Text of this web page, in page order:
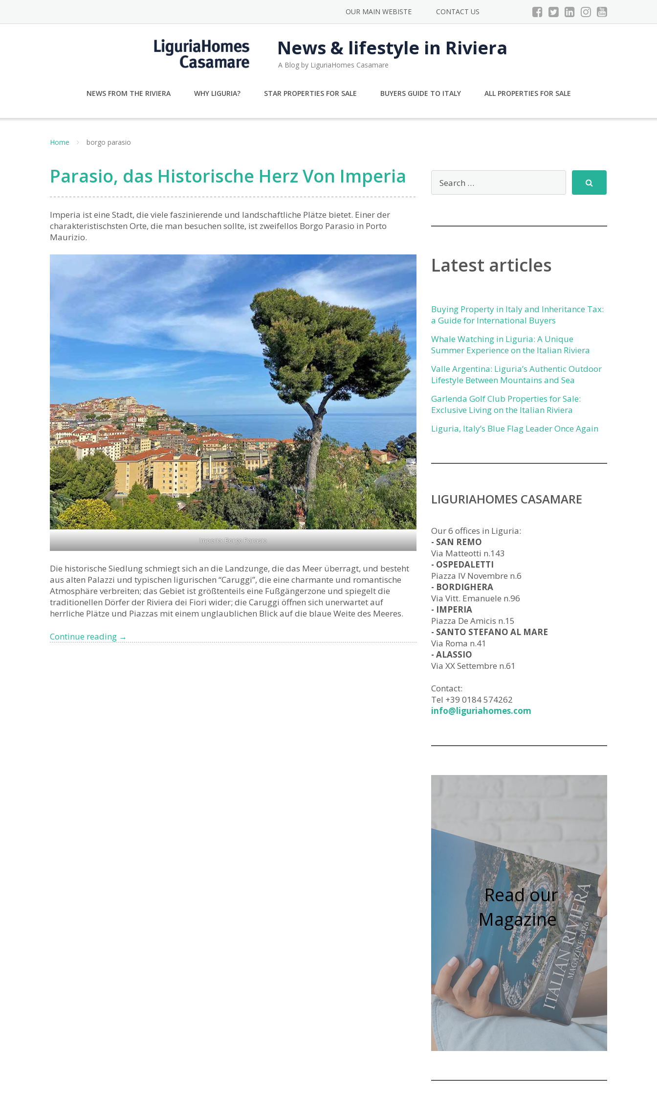
content
OUR MAIN WEBISTE CONTACT US
News & lifestyle in Riviera
A Blog by LiguriaHomes Casamare
NEWS FROM THE RIVIERA WHY LIGURIA? STAR PROPERTIES FOR SALE BUYERS GUIDE TO ITALY ALL PROPERTIES FOR SALE
Home borgo parasio
Parasio, das Historische Herz Von Imperia
Imperia ist eine Stadt, die viele faszinierende und landschaftliche Plätze bietet. Einer der
charakteristischsten Orte, die man besuchen sollte, ist zweifellos Borgo Parasio in Porto
Maurizio.
Imperia: Borgo Parasio
Die historische Siedlung schmiegt sich an die Landzunge, die das Meer überragt, und besteht
aus alten Palazzi und typischen ligurischen “Caruggi”, die eine charmante und romantische
Atmosphäre verbreiten; das Gebiet ist größtenteils eine Fußgängerzone und spiegelt die
traditionellen Dörfer der Riviera dei Fiori wider; die Caruggi öffnen sich unerwartet auf
herrliche Plätze und Piazzas mit einem unglaublichen Blick auf die blaue Weite des Meeres.
Continue reading Parasio,
→
Latest articles
Buying Property in Italy and Inheritance Tax:
a Guide for International Buyers
Whale Watching in Liguria: A Unique
Summer Experience on the Italian Riviera
Valle Argentina: Liguria’s Authentic Outdoor
Lifestyle Between Mountains and Sea
Garlenda Golf Club Properties for Sale:
Exclusive Living on the Italian Riviera
Liguria, Italy’s Blue Flag Leader Once Again
LIGURIAHOMES CASAMARE
Our 6 offices in Liguria:
- SAN REMO
Via Matteotti n.143
- OSPEDALETTI
Piazza IV Novembre n.6
- BORDIGHERA
Via Vitt. Emanuele n.96
- IMPERIA
Piazza De Amicis n.15
- SANTO STEFANO AL MARE
Via Roma n.41
- ALASSIO
Via XX Settembre n.61
Contact:
Tel +39 0184 574262
info@liguriahomes.com
Read our
Magazine